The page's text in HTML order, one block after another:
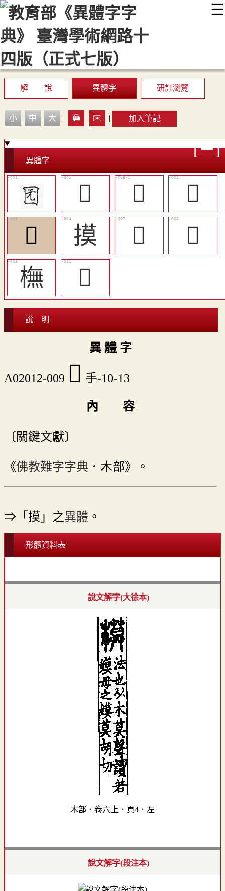
☰
::: 最新消息 常見問題 編輯說明
顯示模式
網站導覽
解 說 異體字 研訂瀏覽
小 中 大 | 🖨️ ✉️ | 加入筆記
異體字
󲸃 𡘲
𤏠
󲔻
摸 󲸅
󲸄
橅
󲸆
說 明
異 體 字
A02012-009 󲔻 手-10-13
內 容
〔關鍵文獻〕
《佛教難字字典 ．木部》。
⇒「摸」之異體 。
形體資料表
說文解字(大徐本)
木部．卷六上．頁4．左
說文解字(段注本)